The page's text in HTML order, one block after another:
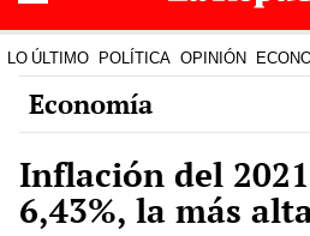
LO ÚLTIMO POLÍTICA OPINIÓN
Economía
Inflación del
6,43%, la más